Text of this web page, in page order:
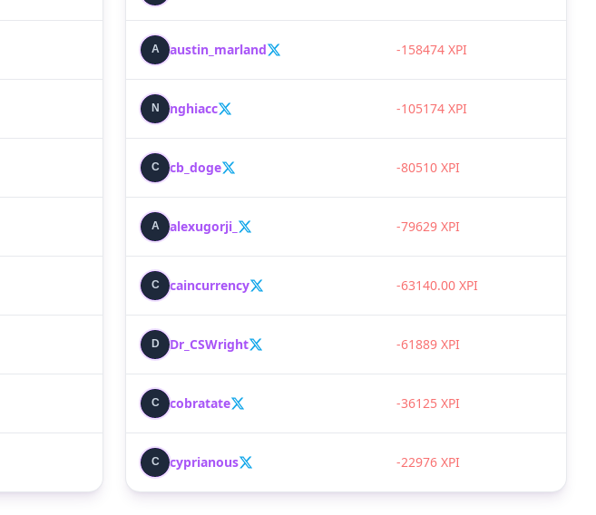
A austin_marland -158474 XPI
N nghiacc -105174 XPI
C cb_doge -80510 XPI
A alexugorji_ -79629 XPI
C caincurrency -63140.00 XPI
D Dr_CSWright -61889 XPI
C cobratate -36125 XPI
C cyprianous -22976 XPI